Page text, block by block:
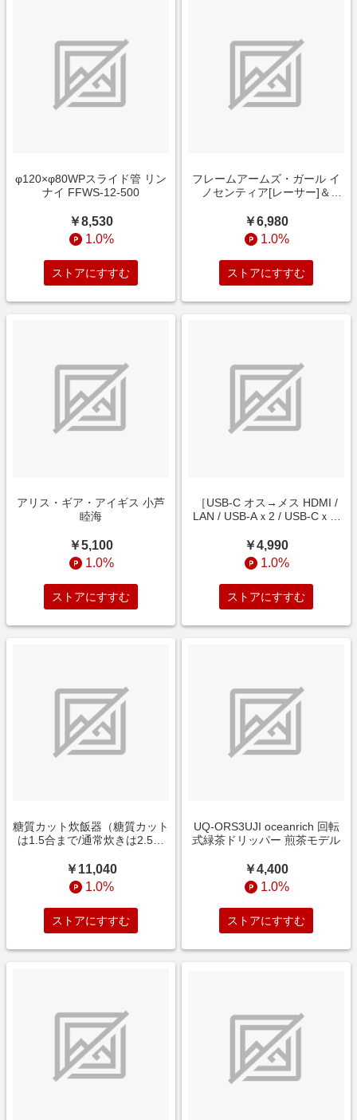
φ120×φ80WPスライド管 リン
ナイ FFWS-12-500
￥8,530
1.0%
ストアにすすむ
フレームアームズ・ガール イ
ノセンティア[レーサー]＆
Ver．]
￥6,980
1.0%
ストアにすすむ
アリス・ギア・アイギス 小芦
睦海
￥5,100
1.0%
ストアにすすむ
［USB-C オス→メス HDMI /
LAN / USB-Aｘ2 / USB-Cｘ2]
ステーション グレー
A8365NA1 [USB Power
Delivery対応]
￥4,990
1.0%
ストアにすすむ
糖質カット炊飯器（糖質カット
は1.5合まで/通常炊きは2.5合
RC25SCA [2.5合 /マイコン]
￥11,040
1.0%
ストアにすすむ
UQ-ORS3UJI oceanrich 回転
式緑茶ドリッパー 煎茶モデル
￥4,400
1.0%
ストアにすすむ